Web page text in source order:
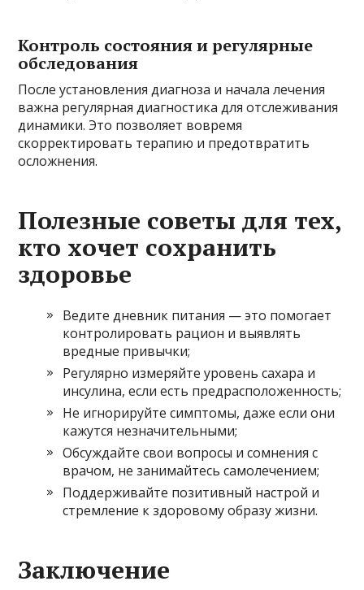
Контроль состояния и регулярные
обследования
После установления диагноза и начала лечения
важна регулярная диагностика для отслеживания
динамики. Это позволяет вовремя
скорректировать терапию и предотвратить
осложнения.
Полезные советы для тех,
кто хочет сохранить
здоровье
Ведите дневник питания — это помогает
контролировать рацион и выявлять
вредные привычки;
Регулярно измеряйте уровень сахара и
инсулина, если есть предрасположенность;
Не игнорируйте симптомы, даже если они
кажутся незначительными;
Обсуждайте свои вопросы и сомнения с
врачом, не занимайтесь самолечением;
Поддерживайте позитивный настрой и
стремление к здоровому образу жизни.
Заключение